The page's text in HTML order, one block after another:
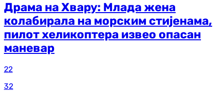
Драма на Хвару: Млада жена
колабирала на морским стијенама,
пилот хеликоптера извео опасан
маневар
22
32